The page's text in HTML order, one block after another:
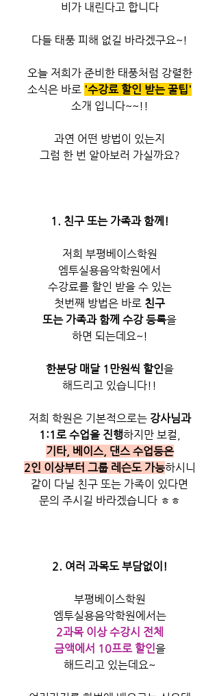
비가 내린다고 합니다
다들 태풍 피해 없길 바라겠구요~!
오늘 저희가 준비한 태풍처럼 강렬한
소식은 바로 '수강료 할인 받는 꿀팁'
소개 입니다~~!!
과연 어떤 방법이 있는지
그럼 한 번 알아보러 가실까요?
1. 친구 또는 가족과 함께!
저희 부평베이스학원
엠투실용음악학원에서
수강료를 할인 받을 수 있는
첫번째 방법은 바로 친구
또는 가족과 함께 수강 등록을
하면 되는데요~!
한분당 매달 1만원씩 할인을
해드리고 있습니다!!
저희 학원은 기본적으로는 강사님과
1:1로 수업을 진행하지만 보컬,
기타, 베이스, 댄스 수업등은
2인 이상부터 그룹 레슨도 가능하시니
같이 다닐 친구 또는 가족이 있다면
문의 주시길 바라겠습니다 ㅎㅎ
2. 여러 과목도 부담없이!
부평베이스학원
엠투실용음악학원에서는
2과목 이상 수강시 전체
금액에서 10프로 할인을
해드리고 있는데요~